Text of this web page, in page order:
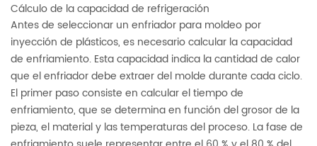
Cálculo de la capacidad de refrigeración
Antes de seleccionar un enfriador para moldeo por
inyección de plásticos, es necesario calcular la capacidad
de enfriamiento. Esta capacidad indica la cantidad de calor
que el enfriador debe extraer del molde durante cada ciclo.
El primer paso consiste en calcular el tiempo de
enfriamiento, que se determina en función del grosor de la
pieza, el material y las temperaturas del proceso. La fase de